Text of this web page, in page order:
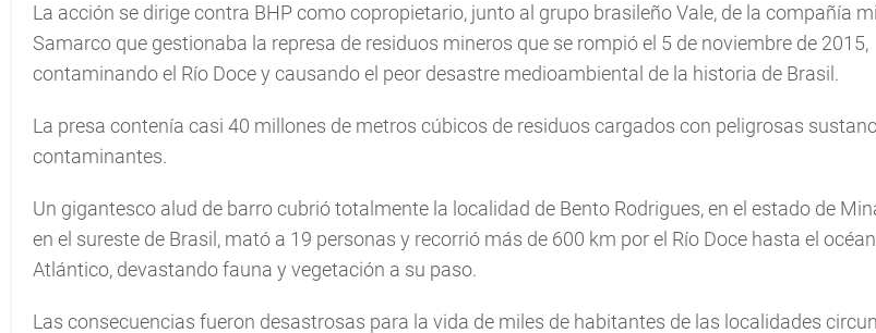
La acción se dirige contra BHP como copropietario, junto al grupo brasileño Vale, de la compañía
Samarco que gestionaba la represa de residuos mineros que se rompió el 5 de noviembre de 2015,
contaminando el Río Doce y causando el peor desastre medioambiental de la historia de Brasil.
La presa contenía casi 40 millones de metros cúbicos de residuos cargados con peligrosas
contaminantes.
Un gigantesco alud de barro cubrió totalmente la localidad de Bento Rodrigues, en el estado de
en el sureste de Brasil, mató a 19 personas y recorrió más de 600 km por el Río Doce hasta el
Atlántico, devastando fauna y vegetación a su paso.
Las consecuencias fueron desastrosas para la vida de miles de habitantes de las localidades